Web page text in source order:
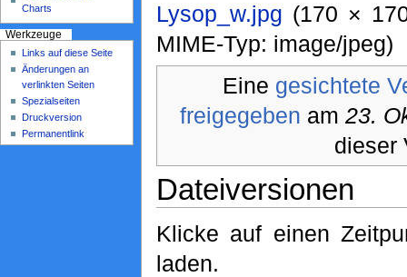
Lysop_w.jpg
(170 ×
MIME-Typ: image/jpeg)
Eine gesichtete
freigegeben am 23.
dieser
Dateiversionen
Klicke auf einen
laden.
Werkzeuge
Links auf diese Seite
Änderungen an
verlinkten Seiten
Spezialseiten
Druckversion
Permanentlink